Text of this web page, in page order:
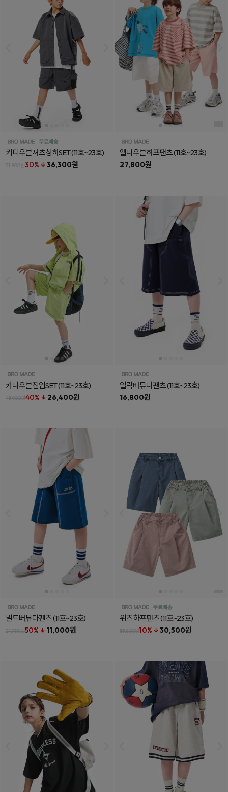
키디우븐셔츠상하SET(11호~23호)
51,800원30% ↓ 36,300원
엘다우븐하프팬츠(11호~23호)
27,800원
카다우븐집업SET(11호~23호)
43,900원40% ↓ 26,400원
일락버뮤다팬츠(11호~23호)
16,800원
빌드버뮤다팬츠(11호~23호)
21,900원50% ↓ 11,000원
위츠하프팬츠(11호~23호)
33,800원10% ↓ 30,500원